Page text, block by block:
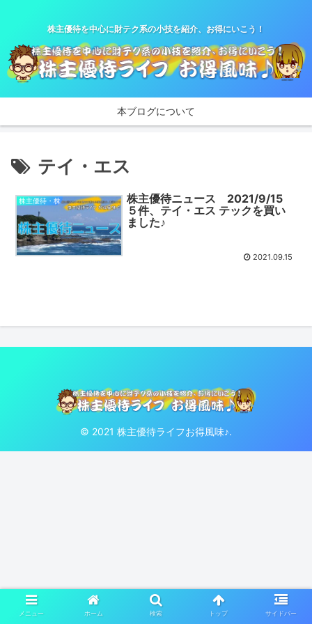
株主優待を中心に財テク系の小技を紹介、お得にいこう！
本ブログについて
テイ・エス
株主優待・株
株主優待ニュース 2021/9/15
５件、テイ・エス テックを買い
ました♪
2021.09.15
© 2021 株主優待ライフお得風味♪.
メニュー ホーム 検索 トップ サイドバー